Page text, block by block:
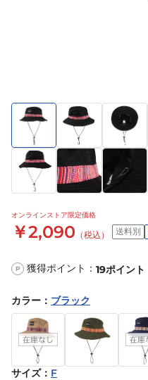
オンラインストア限定価格
￥2,090 （税込） 送料別
P 獲得ポイント： 19ポイント
カラー ： ブラック
サイズ： F